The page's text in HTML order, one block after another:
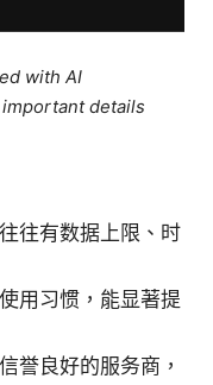
with AI
details
往有数据上限、时
用习惯，能显著提
誉良好的服务商，